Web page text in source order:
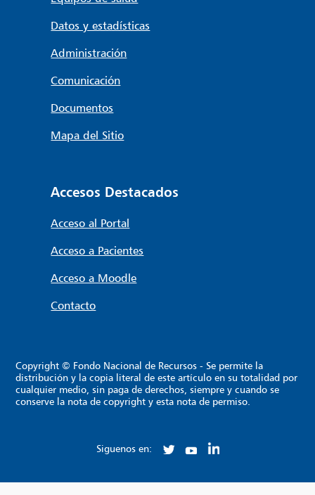
Datos y estadísticas
Administración
Comunicación
Documentos
Mapa del Sitio
Accesos Destacados
Acceso al Portal
Acceso a Pacientes
Acceso a Moodle
Contacto
Copyright © Fondo Nacional de Recursos - Se permite la
distribución y la copia literal de este artículo en su totalidad por
cualquier medio, sin paga de derechos, siempre y cuando se
conserve la nota de copyright y esta nota de permiso.
Siguenos en: